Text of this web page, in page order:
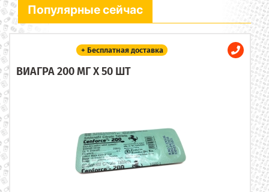
Популярные сейчас
+ Бесплатная доставка
ВИАГРА 200 МГ X 50 ШТ